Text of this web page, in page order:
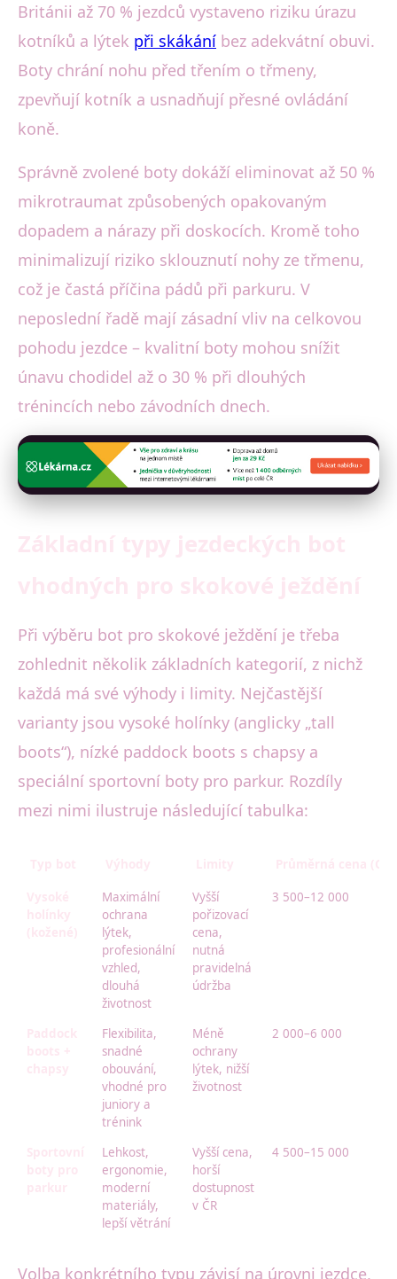
Británii až 70 % jezdců vystaveno riziku úrazu
kotníků a lýtek při skákání bez adekvátní obuvi.
Boty chrání nohu před třením o třmeny,
zpevňují kotník a usnadňují přesné ovládání
koně.
Správně zvolené boty dokáží eliminovat až 50 %
mikrotraumat způsobených opakovaným
dopadem a nárazy při doskocích. Kromě toho
minimalizují riziko sklouznutí nohy ze třmenu,
což je častá příčina pádů při parkuru. V
neposlední řadě mají zásadní vliv na celkovou
pohodu jezdce – kvalitní boty mohou snížit
únavu chodidel až o 30 % při dlouhých
trénincích nebo závodních dnech.
Při výběru bot pro skokové ježdění je třeba
zohlednit několik základních kategorií, z nichž
každá má své výhody i limity. Nejčastější
varianty jsou vysoké holínky (anglicky „tall
boots“), nízké paddock boots s chapsy a
speciální sportovní boty pro parkur. Rozdíly
mezi nimi ilustruje následující tabulka:
Maximální
ochrana
lýtek,
profesionální
vzhled,
dlouhá
životnost
Vyšší
pořizovací
cena,
nutná
pravidelná
údržba
3 500–12 000
Flexibilita,
snadné
obouvání,
vhodné pro
juniory a
trénink
Méně
ochrany
lýtek, nižší
životnost
2 000–6 000
Lehkost,
ergonomie,
moderní
materiály,
lepší větrání
Vyšší cena,
horší
dostupnost
v ČR
4 500–15 000
Volba konkrétního typu závisí na úrovni jezdce,